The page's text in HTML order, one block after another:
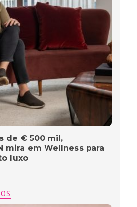
de € 500 mil,
mira em Wellness para
luxo